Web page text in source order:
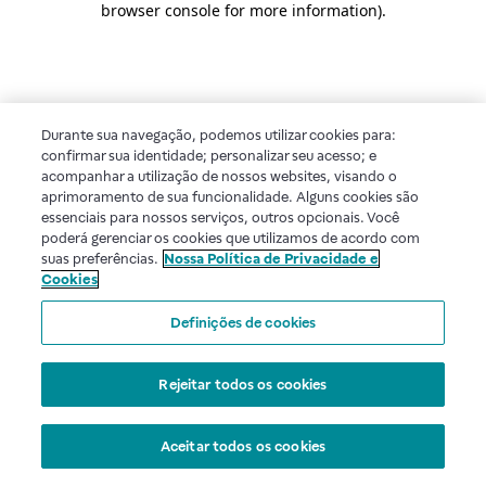
browser console for more information).
Durante sua navegação, podemos utilizar cookies para:
confirmar sua identidade; personalizar seu acesso; e
acompanhar a utilização de nossos websites, visando o
aprimoramento de sua funcionalidade. Alguns cookies são
essenciais para nossos serviços, outros opcionais. Você
poderá gerenciar os cookies que utilizamos de acordo com
suas preferências. Nossa Política de Privacidade e
Cookies
Definições de cookies
Rejeitar todos os cookies
Aceitar todos os cookies